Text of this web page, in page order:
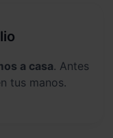
a casa. Antes
tus manos.